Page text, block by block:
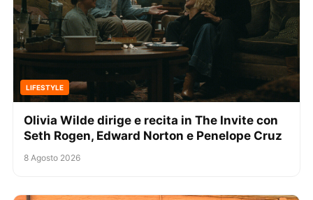
LIFESTYLE
Olivia Wilde dirige e recita in The Invite con
Seth Rogen, Edward Norton e Penelope Cruz
8 Agosto 2026